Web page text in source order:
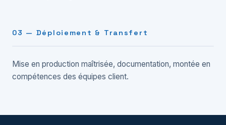
03 — Déploiement & Transfert
Mise en production maîtrisée, documentation, montée en
compétences des équipes client.